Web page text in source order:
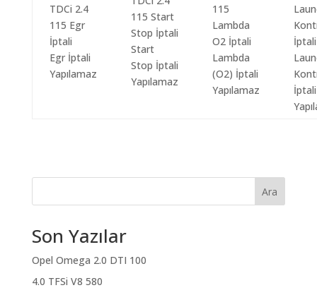
Egr İptali
Yapılamaz
Start
Stop İptali
Yapılamaz
Lambda
(O2) İptali
Yapılamaz
İptali
Ara
Son Yazılar
Opel Omega 2.0 DTI 100
4.0 TFSi V8 580